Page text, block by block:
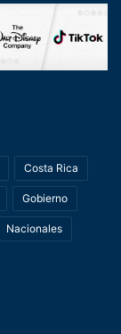
Costa Rica
Gobierno
Nacionales